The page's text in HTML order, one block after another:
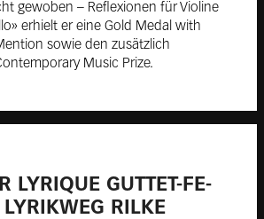
gewoben – Reflexionen für Violine
erhielt er eine Gold Medal with
sowie den zusätzlich
Music Prize.
LY­RI­QUE GUT­TET-FE­
LY­RIK­WEG RILKE